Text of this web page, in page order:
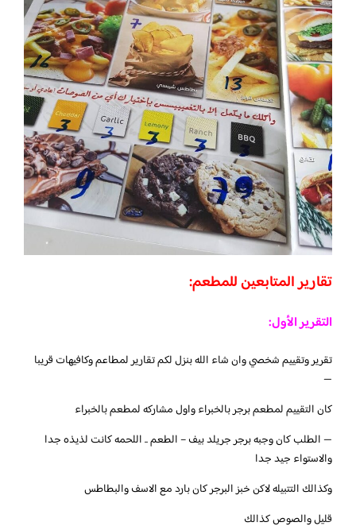
تقارير المتابعين للمطعم:
التقرير الأول:
تقرير وتقييم شخصي وان شاء الله بنزل لكم تقارير لمطاعم وكافيهات قريبا
—
كان التقييم لمطعم برجر بالخبراء واول مشاركه لمطعم بالخبراء
— الطلب كان وجبه برجر جريلد بيف – الطعم .. اللحمه كانت لذيذه جدا
والاستواء جيد جدا
وكذالك التتبيله لاكن خبز البرجر كان بارد مع الاسف والبطاطس
قليل والصوص كذالك